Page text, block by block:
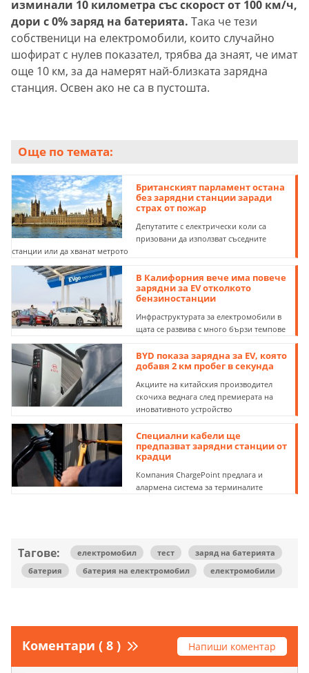
изминали 10 километра със скорост от 100 км/ч,
дори с 0% заряд на батерията. Така че тези
собственици на електромобили, които случайно
шофират с нулев показател, трябва да знаят, че имат
още 10 км, за да намерят най-близката зарядна
станция. Освен ако не са в пустошта.
Още по темата:
Британският парламент остана
без зарядни станции заради
страх от пожар
Депутатите с електрически коли са
призовани да използват съседните
станции или да хванат метрото
В Калифорния вече има повече
зарядни за EV отколкото
бензиностанции
Инфраструктурата за електромобили в
щата се развива с много бързи темпове
BYD показа зарядна за EV, която
добавя 2 км пробег в секунда
Акциите на китайския производител
скочиха веднага след премиерата на
иновативното устройство
Специални кабели ще
предпазват зарядни станции от
крадци
Компания ChargePoint предлага и
алармена система за терминалите
Тагове: електромобил тест
заряд на батерията
батерия
батерия на електромобил електромобили
Коментари ( 8 ) Напиши коментар